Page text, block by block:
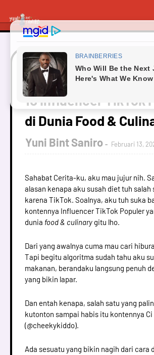
Beranda Dapur Saya
10
di Dunia Food & Culinary
10 Influencer TikTok
di Dunia Food &
Yuni Bint Saniro Februari 13,
Sahabat Cerita-ku, aku mau jujur nih.
alasan kenapa aku susah diet tuh salah
karena TikTok. Soalnya, aku tuh suka
kontennya Influencer TikTok Populer
dunia food & culinary gitu lho.
Dari yang awalnya cuma mau cari
Tapi begitu algoritma sudah tahu aku
makanan, berandaku langsung penuh
yang bikin lapar.
Dan entah kenapa, salah satu yang
kutonton sampai habis itu kontennya Ci
(@cheekykiddo).
Ada sesuatu yang bikin nagih dari cara